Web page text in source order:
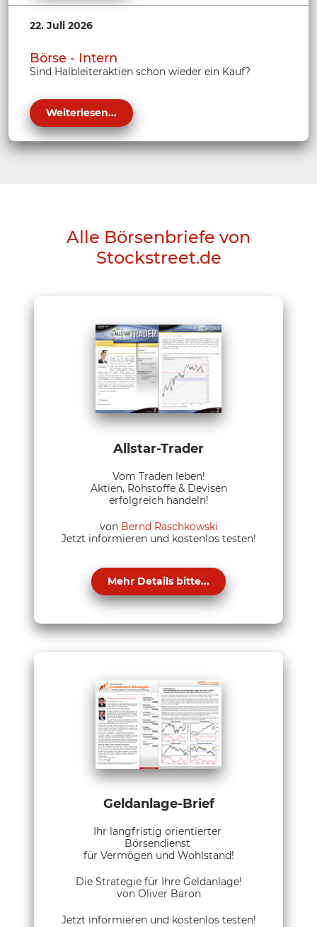
22. Juli 2026
Börse - Intern
Sind Halbleiteraktien schon wieder ein Kauf?
Weiterlesen...
Alle Börsenbriefe von
Stockstreet.de
Allstar-Trader
Vom Traden leben!
Aktien, Rohstoffe & Devisen
erfolgreich handeln!
von Bernd Raschkowski
Jetzt informieren und kostenlos testen!
Mehr Details bitte...
Geldanlage-Brief
Ihr langfristig orientierter
Börsendienst
für Vermögen und Wohlstand!
Die Strategie für Ihre Geldanlage!
von Oliver Baron
Jetzt informieren und kostenlos testen!